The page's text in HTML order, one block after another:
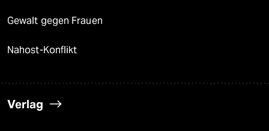
Gewalt gegen Frauen
Nahost-Konflikt
Verlag